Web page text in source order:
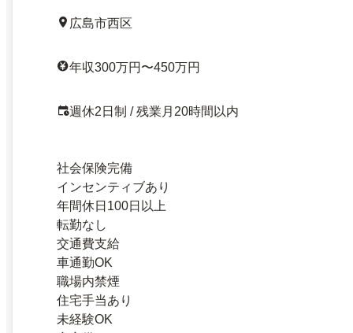
広島市西区
年収300万円〜450万円
週休2日制 / 残業月20時間以内
社会保険完備
インセンティブあり
年間休日100日以上
転勤なし
交通費支給
車通勤OK
職場内禁煙
住宅手当あり
未経験OK